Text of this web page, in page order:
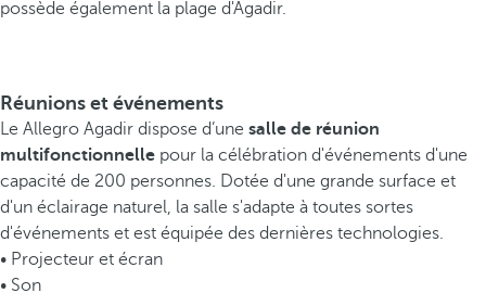
possède également la plage d'Agadir.
Réunions et événements
Le Allegro Agadir dispose d’une salle de réunion
multifonctionnelle pour la célébration d'événements d'une
capacité de 200 personnes. Dotée d'une grande surface et
d'un éclairage naturel, la salle s'adapte à toutes sortes
d'événements et est équipée des dernières technologies.
• Projecteur et écran
• Son